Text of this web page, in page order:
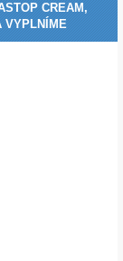
CREAM,
VYPLNÍME